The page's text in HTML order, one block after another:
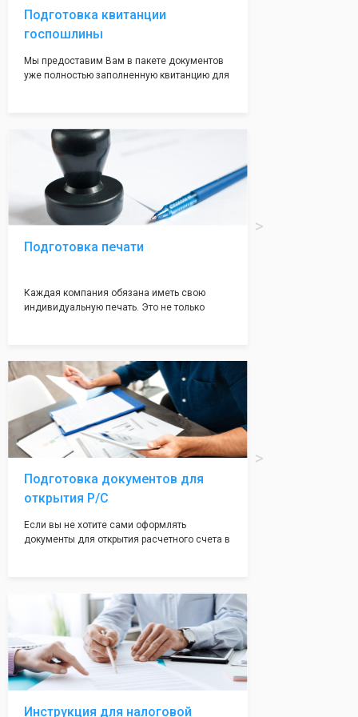
Подготовка квитанции
госпошлины
Мы предоставим Вам в пакете документов
уже полностью заполненную квитанцию для
посредственно в налоговой инспекции при
подаче документов на регистрацию.
Подготовка печати
Каждая компания обязана иметь свою
индивидуальную печать. Это не только
вам поможем с помощью изготовления
печати по индивидуальному эскизу, который
Вы выберете сами из нашего каталога.
Подготовка документов для
открытия Р/С
Если вы не хотите сами оформлять
документы для открытия расчетного счета в
открытия счета, с минимальным затратом
вашего времени и сил!
Инструкция для налоговой